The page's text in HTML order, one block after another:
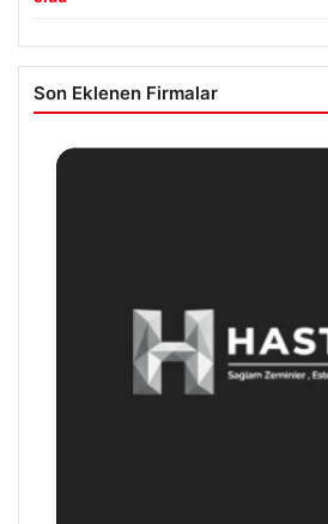
Son Eklenen Firmalar